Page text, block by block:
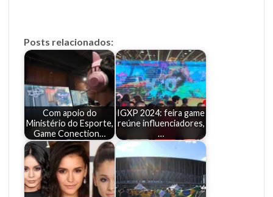
Posts relacionados:
Com apoio do
Ministério do Esporte,
Game Conection…
IGXP 2024: feira game
reúne influenciadores,
…